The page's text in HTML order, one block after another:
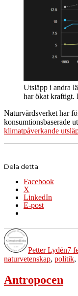
Utsläpp i andra
har ökat kraftigt.
Naturvårdsverket har
konsumtionsbaserade
klimatpåverkande
Dela detta:
Facebook
X
LinkedIn
E-post
Petter Lydén7
naturvetenskap, politik,
Antropocen